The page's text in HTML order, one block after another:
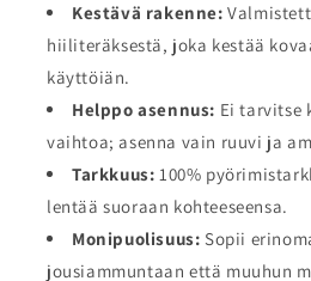
Kestävä rakenne:
hiiliteräksestä, joka kestää
käyttöiän.
Helppo asennus: Ei tarvitse
vaihtoa; asenna vain ruuvi ja
Tarkkuus: 100%
lentää suoraan kohteeseensa.
Monipuolisuus: Sopii
jousiammuntaan että muuhun